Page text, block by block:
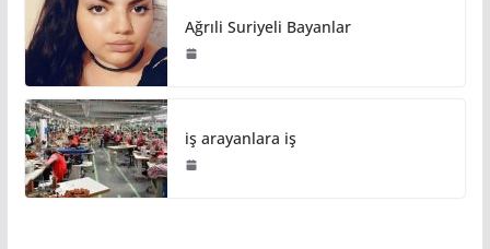
Ağrıli Suriyeli Bayanlar
iş arayanlara iş